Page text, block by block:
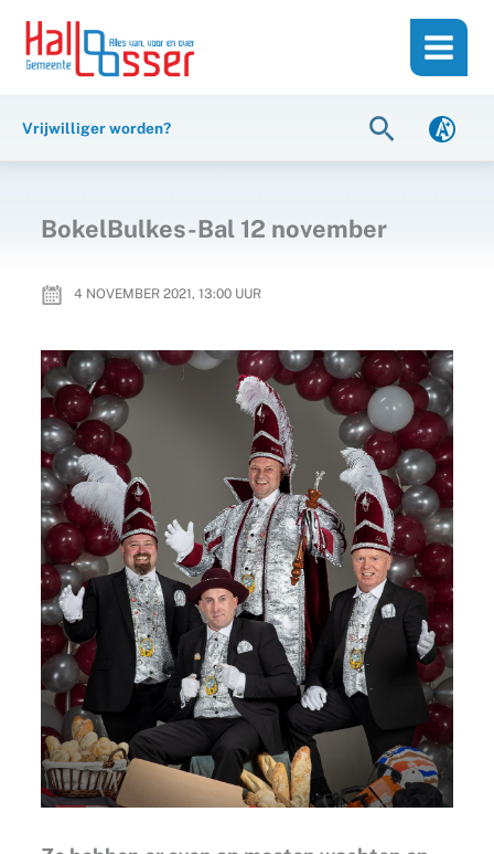
inhoud
naar
Vrijwilliger worden? Zoeken
BokelBulkes-Bal 12 november
4 NOVEMBER 2021, 13:00UUR